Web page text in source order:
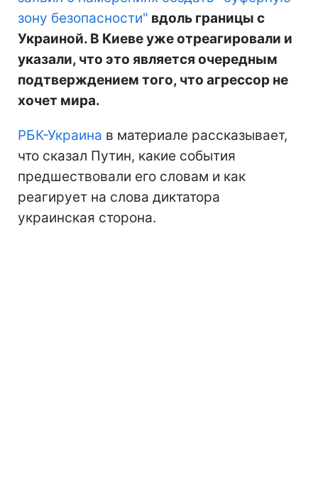
зону безопасности" вдоль границы с
Украиной. В Киеве уже отреагировали и
указали, что это является очередным
подтверждением того, что агрессор не
хочет мира.
РБК-Украина в материале рассказывает,
что сказал Путин, какие события
предшествовали его словам и как
реагирует на слова диктатора
украинская сторона.